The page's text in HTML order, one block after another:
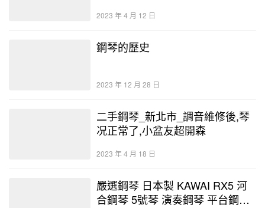
2023 年 4 月 12 日
鋼琴的歷史
2023 年 12 月 28 日
二手鋼琴_新北市_調音維修後,琴
况正常了,小盆友超開森
2023 年 4 月 18 日
嚴選鋼琴 日本製 KAWAI RX5 河
合鋼琴 5號琴 演奏鋼琴 平台鋼琴